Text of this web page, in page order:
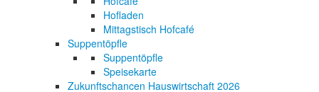
Hofladen
Mittagstisch Hofcafé
Suppentöpfle
Suppentöpfle
Speisekarte
Zukunftschancen Hauswirtschaft 2026